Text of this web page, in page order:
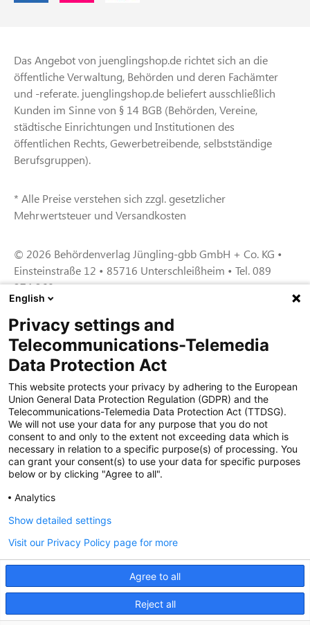
Das Angebot von juenglingshop.de richtet sich an die
öffentliche Verwaltung, Behörden und deren Fachämter
und -referate. juenglingshop.de beliefert ausschließlich
Kunden im Sinne von § 14 BGB (Behörden, Vereine,
städtische Einrichtungen und Institutionen des
öffentlichen Rechts, Gewerbetreibende, selbstständige
Berufsgruppen).
* Alle Preise verstehen sich zzgl. gesetzlicher
Mehrwertsteuer und Versandkosten
© 2026 Behördenverlag Jüngling-gbb GmbH + Co. KG •
Einsteinstraße 12 • 85716 Unterschleißheim • Tel. 089
374 360
Zertifiziert für das Sicherheitsmanagem
entsystem unter TU4® durch TÜViT Essen
Zertifiziert für das QM-System nach DIN EN
ISO 9001: 2015, Reg.-Nr. 44 100 091350
durch TÜV NORD CERT
Zertifiziert für Sicherheits- und
Zertifiziert als qualifiziertes Unternehmen für
öffentliche Aufträge durch das ABZ Bayern
im Auftrag der IHK und Handwerks-
kammern in Bayern
English
Privacy settings and
Telecommunications-Telemedia
Data Protection Act
This website protects your privacy by adhering to the European
Union General Data Protection Regulation (GDPR) and the
Telecommunications-Telemedia Data Protection Act (TTDSG).
We will not use your data for any purpose that you do not
consent to and only to the extent not exceeding data which is
necessary in relation to a specific purpose(s) of processing. You
can grant your consent(s) to use your data for specific purposes
below or by clicking "Agree to all".
Analytics
Agree to all
Reject all
Show detailed settings
Visit our Privacy Policy page for more